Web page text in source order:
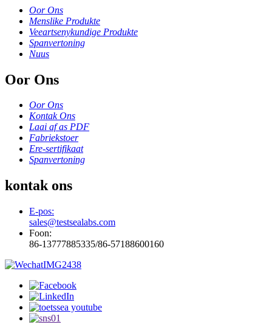
Oor Ons
Menslike Produkte
Veeartsenykundige Produkte
Spanvertoning
Nuus
Oor Ons
Oor Ons
Kontak Ons
Laai af as PDF
Fabriekstoer
Ere-sertifikaat
Spanvertoning
kontak ons
E-pos:
sales@testsealabs.com
Foon:
86-13777885335/86-57188600160